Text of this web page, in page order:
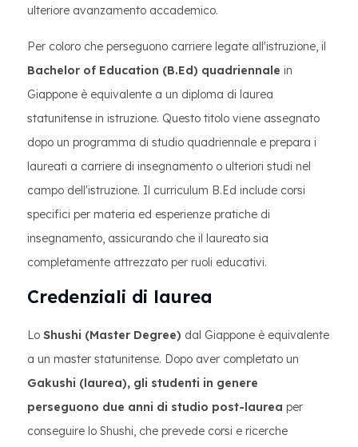
ulteriore avanzamento accademico.
Per coloro che perseguono carriere legate all'istruzione, il
Bachelor of Education (B.Ed) quadriennale in
Giappone è equivalente a un diploma di laurea
statunitense in istruzione. Questo titolo viene assegnato
dopo un programma di studio quadriennale e prepara i
laureati a carriere di insegnamento o ulteriori studi nel
campo dell'istruzione. Il curriculum B.Ed include corsi
specifici per materia ed esperienze pratiche di
insegnamento, assicurando che il laureato sia
completamente attrezzato per ruoli educativi.
Credenziali di laurea
Lo Shushi (Master Degree) dal Giappone è equivalente
a un master statunitense. Dopo aver completato un
Gakushi (laurea), gli studenti in genere
perseguono due anni di studio post-laurea per
conseguire lo Shushi, che prevede corsi e ricerche